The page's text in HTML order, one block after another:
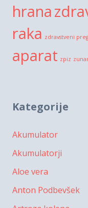
hrana
raka zdravstveni
aparat zpiz
Kategorije
Akumulator
Akumulatorji
Aloe vera
Anton Podbevšek